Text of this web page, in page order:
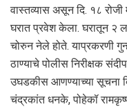
वास्तव्यास असून दि. १८ रोजी
घरात प्रवेश केला. घरातून २
चोरुन नेले होते. याप्रकरणी
ठाण्याचे पोलीस निरीक्षक
उघडकीस आणण्याच्या सूचना
चंद्रकांत धनके, पोहेकॉ